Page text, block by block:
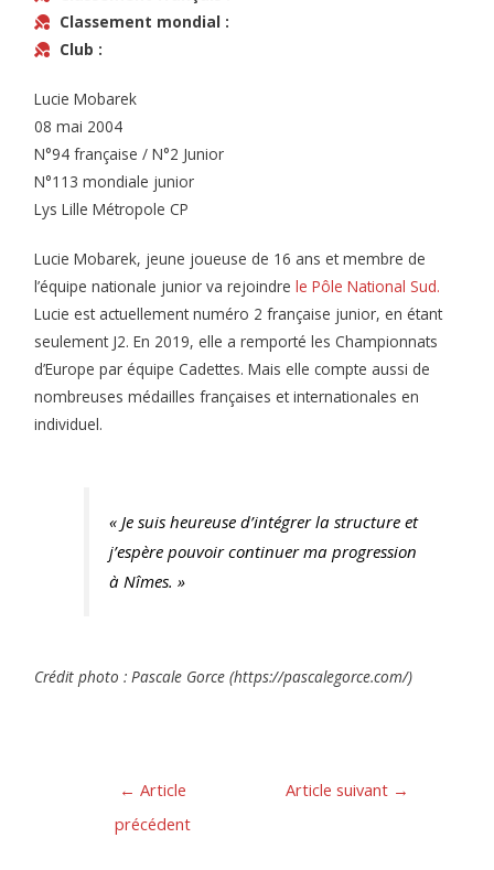
Classement mondial :
Club :
Lucie Mobarek
08 mai 2004
N°94 française / N°2 Junior
N°113 mondiale junior
Lys Lille Métropole CP
Lucie Mobarek, jeune joueuse de 16 ans et membre de
l’équipe nationale junior va rejoindrele Pôle National Sud.
Lucie est actuellement numéro 2 française junior, en étant
seulement J2. En 2019, elle a remporté les Championnats
d’Europe par équipe Cadettes. Mais elle compte aussi de
nombreuses médailles françaises et internationales en
individuel.
« Je suis heureuse d’intégrer la structure et
j’espère pouvoir continuer ma progression
à Nîmes. »
Crédit photo : Pascale Gorce (https://pascalegorce.com/)
← Article
précédent
Article suivant →